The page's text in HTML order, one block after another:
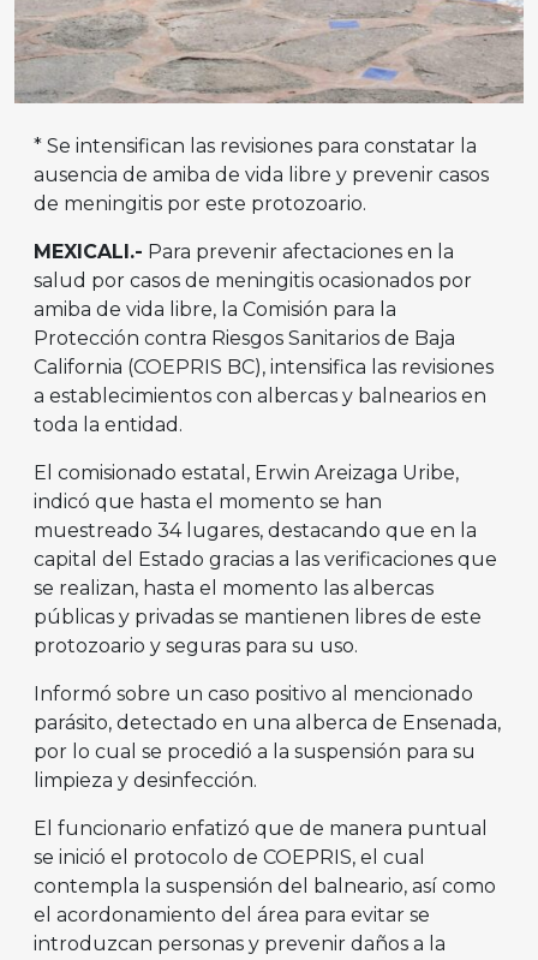
* Se intensifican las revisiones para constatar la
ausencia de amiba de vida libre y prevenir casos
de meningitis por este protozoario.
MEXICALI.- Para prevenir afectaciones en la
salud por casos de meningitis ocasionados por
amiba de vida libre, la Comisión para la
Protección contra Riesgos Sanitarios de Baja
California (COEPRIS BC), intensifica las revisiones
a establecimientos con albercas y balnearios en
toda la entidad.
El comisionado estatal, Erwin Areizaga Uribe,
indicó que hasta el momento se han
muestreado 34 lugares, destacando que en la
capital del Estado gracias a las verificaciones que
se realizan, hasta el momento las albercas
públicas y privadas se mantienen libres de este
protozoario y seguras para su uso.
Informó sobre un caso positivo al mencionado
parásito, detectado en una alberca de Ensenada,
por lo cual se procedió a la suspensión para su
limpieza y desinfección.
El funcionario enfatizó que de manera puntual
se inició el protocolo de COEPRIS, el cual
contempla la suspensión del balneario, así como
el acordonamiento del área para evitar se
introduzcan personas y prevenir daños a la